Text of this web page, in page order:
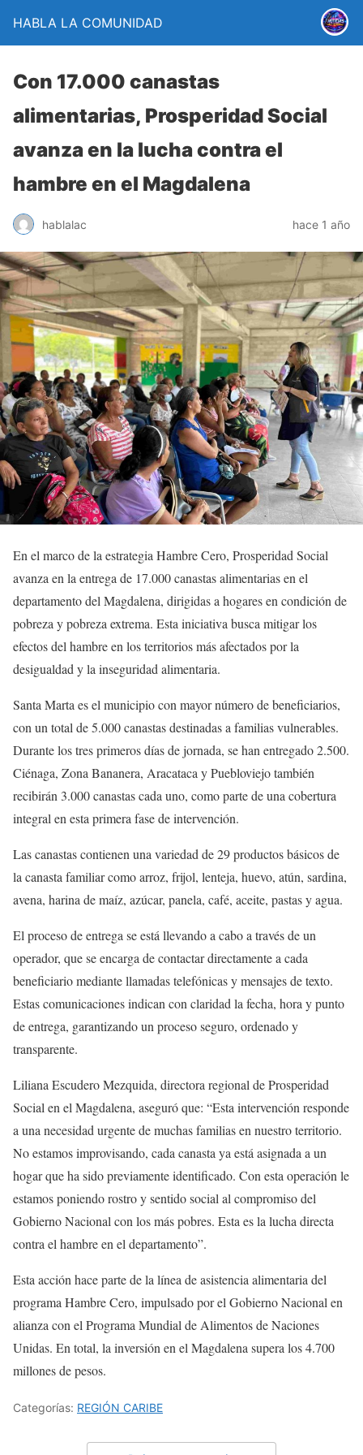
HABLA LA COMUNIDAD
Con 17.000 canastas
alimentarias, Prosperidad Social
avanza en la lucha contra el
hambre en el Magdalena
hablalac hace 1 año
En el marco de la estrategia Hambre Cero, Prosperidad Social
avanza en la entrega de 17.000 canastas alimentarias en el
departamento del Magdalena, dirigidas a hogares en condición de
pobreza y pobreza extrema. Esta iniciativa busca mitigar los
efectos del hambre en los territorios más afectados por la
desigualdad y la inseguridad alimentaria.
Santa Marta es el municipio con mayor número de beneficiarios,
con un total de 5.000 canastas destinadas a familias vulnerables.
Durante los tres primeros días de jornada, se han entregado 2.500.
Ciénaga, Zona Bananera, Aracataca y Puebloviejo también
recibirán 3.000 canastas cada uno, como parte de una cobertura
integral en esta primera fase de intervención.
Las canastas contienen una variedad de 29 productos básicos de
la canasta familiar como arroz, frijol, lenteja, huevo, atún, sardina,
avena, harina de maíz, azúcar, panela, café, aceite, pastas y agua.
El proceso de entrega se está llevando a cabo a través de un
operador, que se encarga de contactar directamente a cada
beneficiario mediante llamadas telefónicas y mensajes de texto.
Estas comunicaciones indican con claridad la fecha, hora y punto
de entrega, garantizando un proceso seguro, ordenado y
transparente.
Liliana Escudero Mezquida, directora regional de Prosperidad
Social en el Magdalena, aseguró que: “Esta intervención responde
a una necesidad urgente de muchas familias en nuestro territorio.
No estamos improvisando, cada canasta ya está asignada a un
hogar que ha sido previamente identificado. Con esta operación le
estamos poniendo rostro y sentido social al compromiso del
Gobierno Nacional con los más pobres. Esta es la lucha directa
contra el hambre en el departamento”.
Esta acción hace parte de la línea de asistencia alimentaria del
programa Hambre Cero, impulsado por el Gobierno Nacional en
alianza con el Programa Mundial de Alimentos de Naciones
Unidas. En total, la inversión en el Magdalena supera los 4.700
millones de pesos.
Categorías: REGIÓN CARIBE